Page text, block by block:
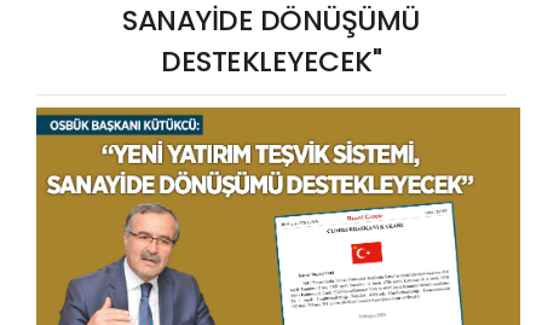
SANAYİDE DÖNÜŞÜMÜ
DESTEKLEYECEK"